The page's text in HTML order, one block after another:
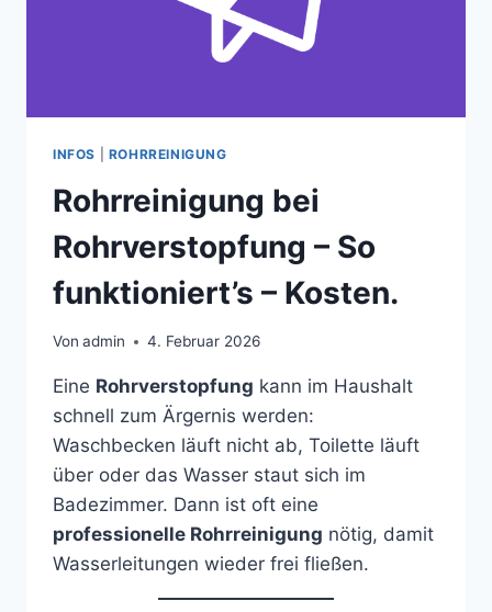
INFOS ROHRREINIGUNG
Rohrreinigung bei
Rohrverstopfung – So
funktioniert’s – Kosten.
Von admin 4. Februar 2026
Eine Rohrverstopfung kann im Haushalt
schnell zum Ärgernis werden:
Waschbecken läuft nicht ab, Toilette läuft
über oder das Wasser staut sich im
Badezimmer. Dann ist oft eine
professionelle Rohrreinigung nötig, damit
Wasserleitungen wieder frei fließen.